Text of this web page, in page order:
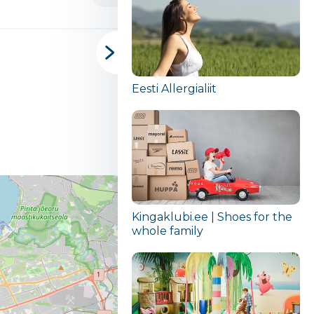
Eesti Allergialiit
Kingaklubi.ee | Shoes for the
whole family